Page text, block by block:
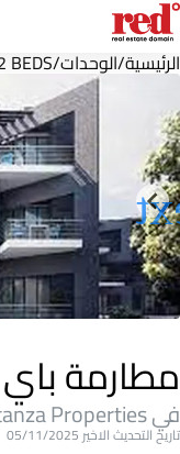
الرئيسية/الوحدات/
BEDS
مطارمة
في Novus Stanza Properties
تاريخ التحديث الاخير 05/11/2025